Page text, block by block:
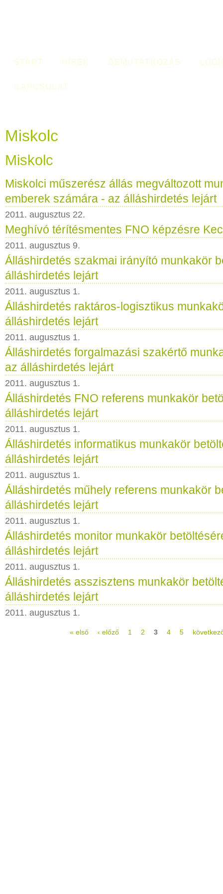
START HÍREK BEMUTATKOZÁS
KAPCSOLAT
Miskolc
Miskolc
Miskolci műszerész állás megváltozott
emberek számára - az álláshirdetés lejárt
2011. augusztus 22.
Meghívó térítésmentes FNO képzésre
2011. augusztus 9.
Álláshirdetés szakmai irányító munkakör
álláshirdetés lejárt
2011. augusztus 1.
Álláshirdetés raktáros-logisztikus
álláshirdetés lejárt
2011. augusztus 1.
Álláshirdetés forgalmazási szakértő
az álláshirdetés lejárt
2011. augusztus 1.
Álláshirdetés FNO referens munkakör
álláshirdetés lejárt
2011. augusztus 1.
Álláshirdetés informatikus munkakör
álláshirdetés lejárt
2011. augusztus 1.
Álláshirdetés műhely referens munkakör
álláshirdetés lejárt
2011. augusztus 1.
Álláshirdetés monitor munkakör
álláshirdetés lejárt
2011. augusztus 1.
Álláshirdetés asszisztens munkakör
álláshirdetés lejárt
2011. augusztus 1.
« első ‹ előző 1 2 3 4 5